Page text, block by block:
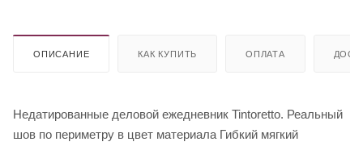
ОПИСАНИЕ КАК КУПИТЬ ОПЛАТА
Недатированные деловой ежедневник Tintoretto. Реальный
шов по периметру в цвет материала Гибкий мягкий